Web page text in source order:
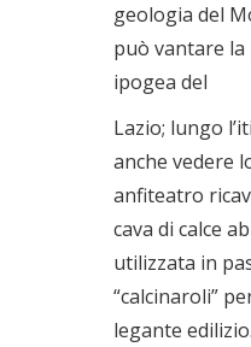
geologia del
può vantare la
ipogea del
Lazio; lungo
anche vedere
anfiteatro
cava di calce
utilizzata in
“calcinaroli”
legante